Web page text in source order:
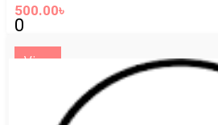
500.00৳
0
View